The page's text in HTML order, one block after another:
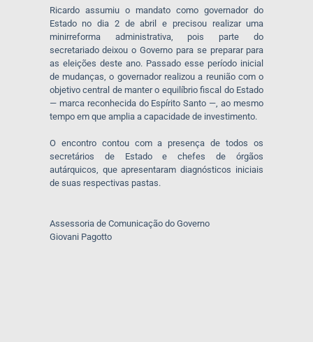
Ricardo assumiu o mandato como governador do
Estado no dia 2 de abril e precisou realizar uma
minirreforma administrativa, pois parte do
secretariado deixou o Governo para se preparar para
as eleições deste ano. Passado esse período inicial
de mudanças, o governador realizou a reunião com o
objetivo central de manter o equilíbrio fiscal do Estado
— marca reconhecida do Espírito Santo —, ao mesmo
tempo em que amplia a capacidade de investimento.
O encontro contou com a presença de todos os
secretários de Estado e chefes de órgãos
autárquicos, que apresentaram diagnósticos iniciais
de suas respectivas pastas.
Assessoria de Comunicação do Governo
Giovani Pagotto